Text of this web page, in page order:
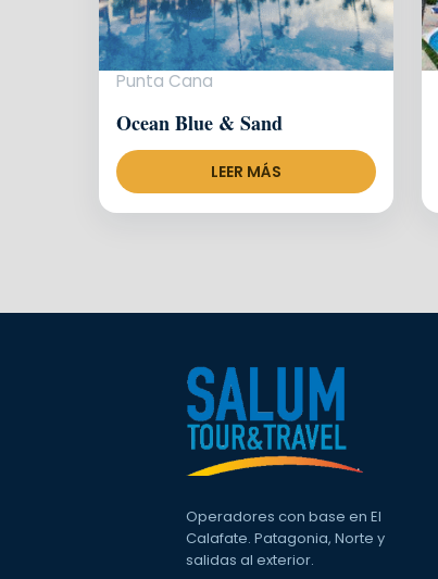
Punta Cana
Ocean Blue & Sand
LEER MÁS
Operadores con base en El
Calafate. Patagonia, Norte y
salidas al exterior.